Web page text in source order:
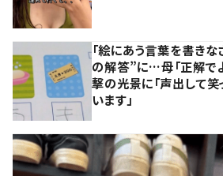
「絵にあう言葉を書き
の解答”に…母「正解で
撃の光景に「声出して笑
います」